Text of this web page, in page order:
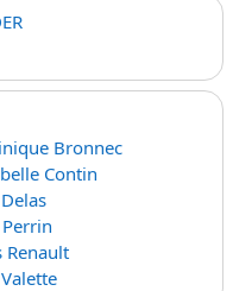
Bronnec
Contin
Renault